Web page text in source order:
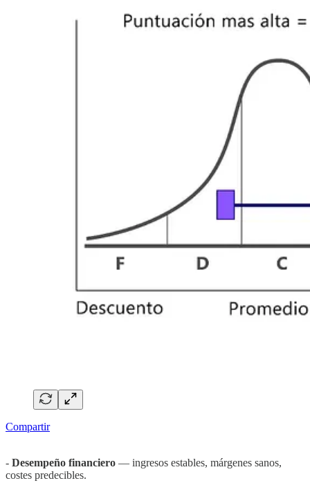
Compartir
- Desempeño financiero — ingresos estables, márgenes sanos,
costes predecibles.